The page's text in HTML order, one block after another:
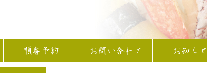
順番予約 お問い合わせ お知らせ